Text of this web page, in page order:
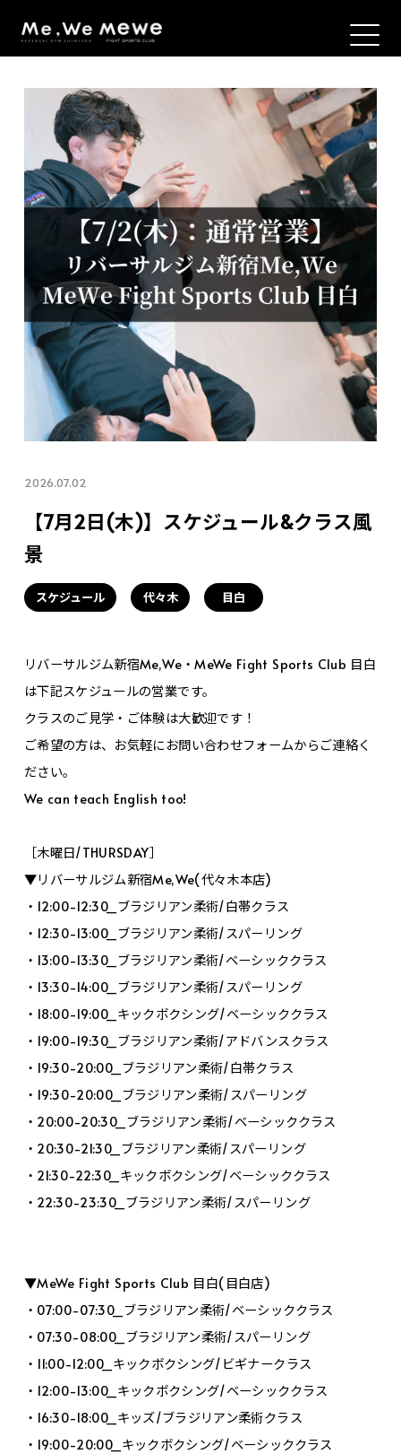
2026.07.02
【7月2日(木)】スケジュール&クラス風
景
スケジュール 代々木 目白
リバーサルジム新宿Me,We・MeWe Fight Sports Club 目白
は下記スケジュールの営業です。
クラスのご見学・ご体験は大歓迎です！
ご希望の方は、お気軽にお問い合わせフォームからご連絡く
ださい。
We can teach English too!
［木曜日/THURSDAY］
▼リバーサルジム新宿Me,We(代々木本店)
・12:00-12:30_ブラジリアン柔術/白帯クラス
・12:30-13:00_ブラジリアン柔術/スパーリング
・13:00-13:30_ブラジリアン柔術/ベーシッククラス
・13:30-14:00_ブラジリアン柔術/スパーリング
・18:00-19:00_キックボクシング/ベーシッククラス
・19:00-19:30_ブラジリアン柔術/アドバンスクラス
・19:30-20:00_ブラジリアン柔術/白帯クラス
・19:30-20:00_ブラジリアン柔術/スパーリング
・20:00-20:30_ブラジリアン柔術/ベーシッククラス
・20:30-21:30_ブラジリアン柔術/スパーリング
・21:30-22:30_キックボクシング/ベーシッククラス
・22:30-23:30_ブラジリアン柔術/スパーリング
▼MeWe Fight Sports Club 目白(目白店)
・07:00-07:30_ブラジリアン柔術/ベーシッククラス
・07:30-08:00_ブラジリアン柔術/スパーリング
・11:00-12:00_キックボクシング/ビギナークラス
・12:00-13:00_キックボクシング/ベーシッククラス
・16:30-18:00_キッズ/ブラジリアン柔術クラス
・19:00-20:00_キックボクシング/ベーシッククラス